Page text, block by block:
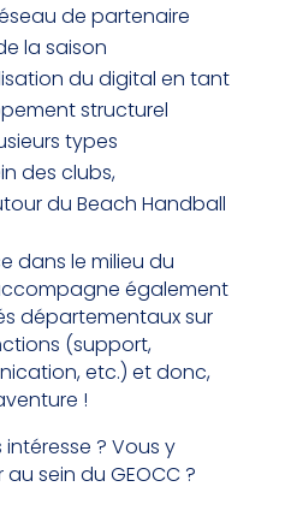
de partenaire
la saison
du digital en tant
structurel
types
des clubs,
du Beach Handball
dans le milieu du
également
départementaux sur
(support,
etc.) et donc,
!
? Vous y
sein du GEOCC ?